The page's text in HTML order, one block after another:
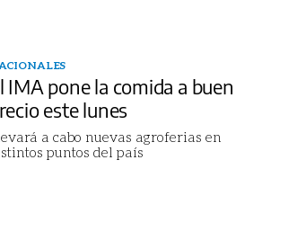
IMA pone la comida a buen
este lunes
a cabo nuevas agroferias en
puntos del país